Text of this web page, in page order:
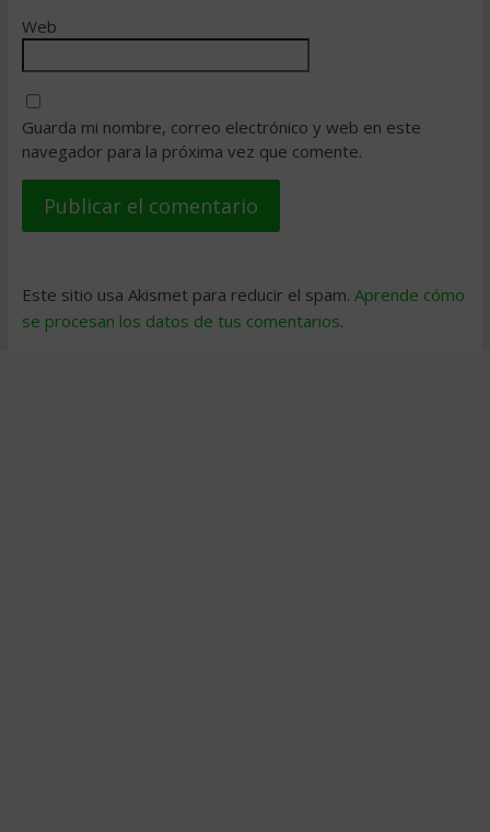
Web
Guarda mi nombre, correo electrónico y web en este
navegador para la próxima vez que comente.
Este sitio usa Akismet para reducir el spam. Aprende cómo
se procesan los datos de tus comentarios.